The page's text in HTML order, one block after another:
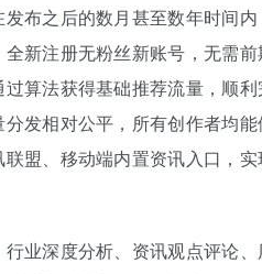
布之后的数月甚至数年时间
新注册无粉丝新账号，无需
算法获得基础推荐流量，顺
发相对公平，所有创作者均
盟、移动端内置资讯入口，
业深度分析、资讯观点评论